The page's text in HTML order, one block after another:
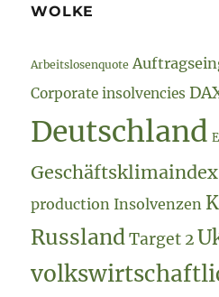
WOLKE
Arbeitslosenquote
Corporate insolvencies
Deutschland
Geschäftsklimaindex
production Insolvenzen
Russland Target 2